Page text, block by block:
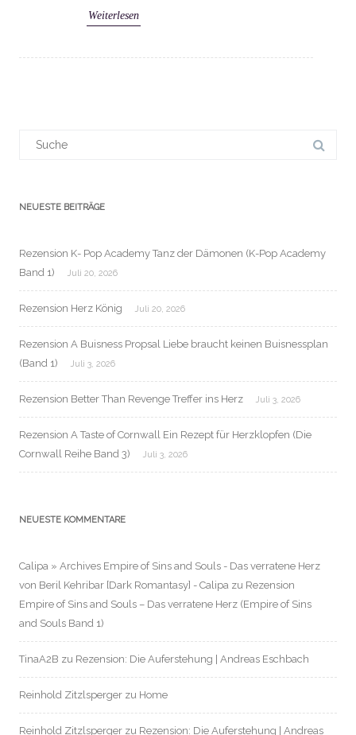
Weiterlesen
NEUESTE BEITRÄGE
Rezension K- Pop Academy Tanz der Dämonen (K-Pop Academy
Band 1)
Juli 20, 2026
Rezension Herz König Juli 20, 2026
Rezension A Buisness Propsal Liebe braucht keinen Buisnessplan
(Band 1)
Juli 3, 2026
Rezension Better Than Revenge Treffer ins Herz Juli 3, 2026
Rezension A Taste of Cornwall Ein Rezept für Herzklopfen (Die
Cornwall Reihe Band 3)
Juli 3, 2026
NEUESTE KOMMENTARE
Calipa » Archives Empire of Sins and Souls - Das verratene Herz
von Beril Kehribar [Dark Romantasy] - Calipa zu Rezension
Empire of Sins and Souls – Das verratene Herz (Empire of Sins
and Souls Band 1)
TinaA2B zu Rezension: Die Auferstehung | Andreas Eschbach
Reinhold Zitzlsperger zu Home
Reinhold Zitzlsperger zu Rezension: Die Auferstehung | Andreas